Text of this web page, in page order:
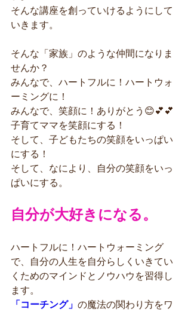
そんな講座を創っていけるようにして
いきます。
そんな「家族」のような仲間になりま
せんか？
みんなで、ハートフルに！ハートウォ
ーミングに！
みんなで、笑顔に！ありがとう😊💕💕
子育てママを笑顔にする！
そして、子どもたちの笑顔をいっぱい
にする！
そして、なにより、自分の笑顔をいっ
ぱいにする。
自分が大好きになる。
ハートフルに！ハートウォーミング
で、自分の人生を自分らしくいきてい
くためのマインドとノウハウを習得し
ます。
「コーチング」 の魔法の関わり方をワ